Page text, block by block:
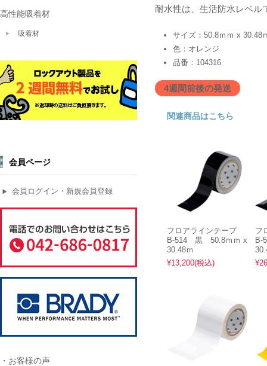
耐水性は、生活防水レベル
サイズ：50.8ｍｍ x 30.48
色：オレンジ
品番：104316
4週間前後の発送
関連商品はこちら
フロアラインテープ
B-514 黒 50.8ｍｍ x
30.48ｍ
¥13,200(税込)
フ
B-
高性能吸着材
吸着材
会員ページ
▶ 会員ログイン・新規会員登録
・お客様の声